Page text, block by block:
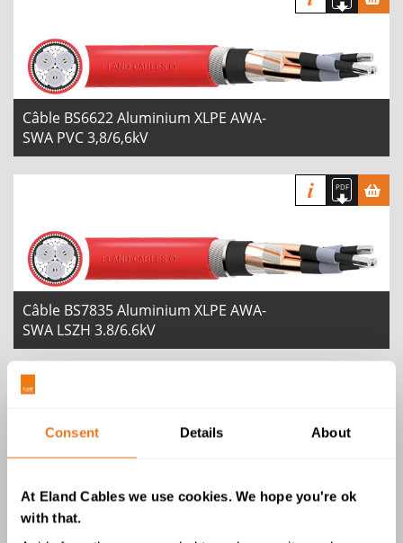
Consent Details About
At Eland Cables we use cookies. We hope you're ok
with that.
Câble BS6622 Aluminium XLPE AWA-
SWA PVC 3,8/6,6kV
Câble BS7835 Aluminium XLPE AWA-
SWA LSZH 3.8/6.6kV
Câble BS 6622 XLPE AWA/SWA MDPE
6,35/11 (12) kV